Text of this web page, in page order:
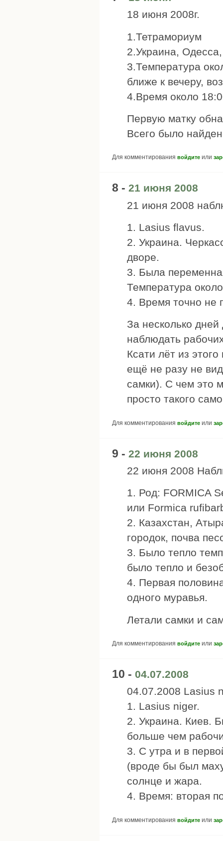
18 июня 2008г.
1.Тетрамориум
2.Украина,
3.Температура
ближе к вечеру,
4.Время около
Первую матку
Всего было
Для комментирования войдите или
8 - 21 июня 2008
21 июня 2008
1. Lasius flavus.
2. Украина.
дворе.
3. Была
Температура
4. Время точно не
За несколько
наблюдать
Ксати лёт из
ещё не разу не
самки). С чем это
просто такого
Для комментирования войдите или
9 - 22 июня 2008
22 июня 2008
1. Род: FORMICA
или Formica
2. Казахстан,
городок, почва
3. Было тепло
было тепло и
4. Первая
одного муравья.
Летали самки и
Для комментирования войдите или
10 - 04.07.2008
04.07.2008 Lasius
1. Lasius niger.
2. Украина. Киев.
больше чем
3. С утра и в
(вроде бы был
солнце и жара.
4. Время: вторая
Для комментирования войдите или